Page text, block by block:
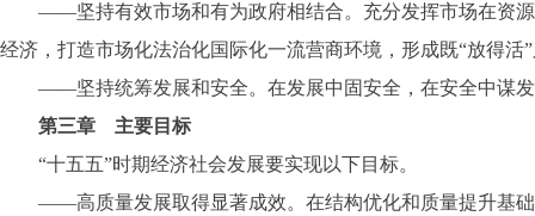
——坚持有效市场和有为政府相结合。充分发挥市场在资源
经济，打造市场化法治化国际化一流营商环境，形成既“放得活
——坚持统筹发展和安全。在发展中固安全，在安全中谋发
第三章 主要目标
“十五五”时期经济社会发展要实现以下目标。
——高质量发展取得显著成效。在结构优化和质量提升基础